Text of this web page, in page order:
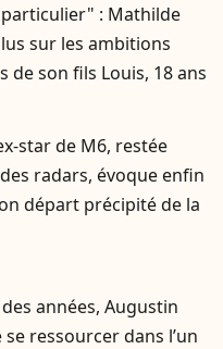
: Mathilde
sur les ambitions
de son fils Louis, 18 ans
star de M6, restée
radars, évoque enfin
départ précipité de la
années, Augustin
ressourcer dans l’un